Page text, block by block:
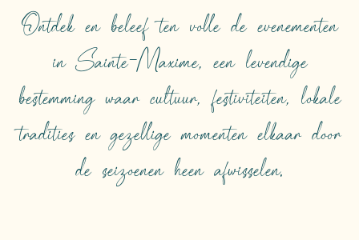
Ontdek en beleef ten volle de evenementen
in Sainte-Maxime, een levendige
bestemming waar cultuur, festiviteiten, lokale
tradities en gezellige momenten elkaar door
de seizoenen heen afwisselen.
TOPEVENEMENTEN